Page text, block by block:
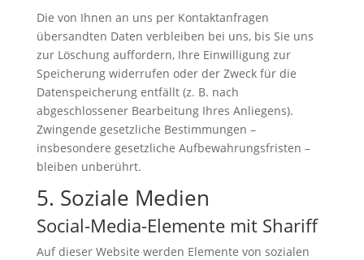
Die von Ihnen an uns per Kontaktanfragen
übersandten Daten verbleiben bei uns, bis Sie uns
zur Löschung auffordern, Ihre Einwilligung zur
Speicherung widerrufen oder der Zweck für die
Datenspeicherung entfällt (z. B. nach
abgeschlossener Bearbeitung Ihres Anliegens).
Zwingende gesetzliche Bestimmungen –
insbesondere gesetzliche Aufbewahrungsfristen –
bleiben unberührt.
5. Soziale Medien
Social-Media-Elemente mit Shariff
Auf dieser Website werden Elemente von sozialen